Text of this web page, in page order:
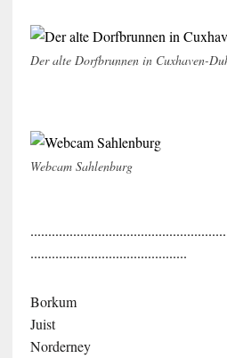
Der alte Dorfbrunnen in Cuxhaven-
Webcam Sahlenburg
............................................
Borkum
Juist
Norderney